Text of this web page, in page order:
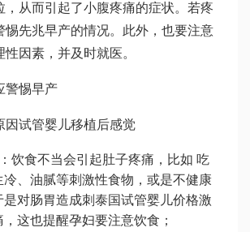
，从而引起了小腹疼痛的症状。若疼
惕先兆早产的情况。此外，也要注意
性因素，并及时就医。
警惕早产
因试管婴儿移植后感觉
饮食不当会引起肚子疼痛，比如 吃
冷、油腻等刺激性食物，或是不健康
对肠胃造成刺泰国试管婴儿价格激
这也提醒孕妇要注意饮食；